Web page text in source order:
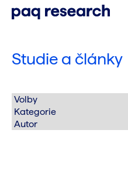
Studie a články